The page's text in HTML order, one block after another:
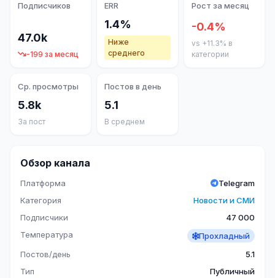
Подписчиков
47.0k
-199 за месяц
ERR
1.4%
Ниже
среднего
Рост за месяц
-0.4%
vs +11.3% в
категории
Ср. просмотры
5.8k
За пост
Постов в день
5.1
В среднем
Обзор канала
Платформа
Telegram
Категория
Новости и СМИ
Подписчики
47 000
Температура
Прохладный
Постов/день
5.1
Тип
Публичный